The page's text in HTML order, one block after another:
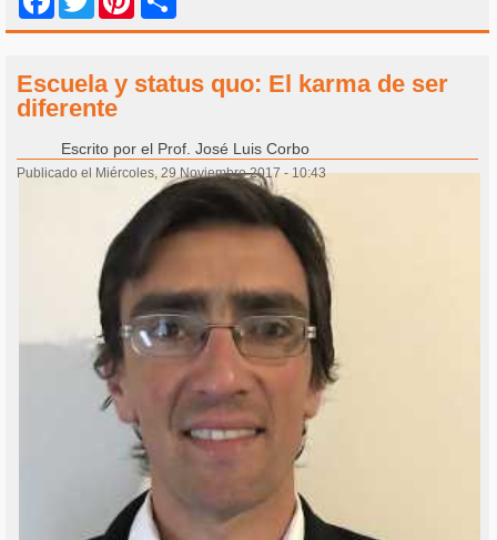
Escuela y status quo: El karma de ser
diferente
Escrito por el Prof. José Luis Corbo
Publicado el Miércoles, 29 Noviembre 2017 - 10:43